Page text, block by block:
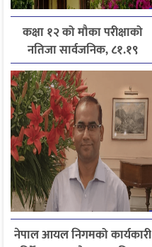
कक्षा १२ को मौका परीक्षाको
नतिजा सार्वजनिक, ८१.१९
प्रतिशत विद्यार्थी उत्तीर्ण
नेपाल आयल निगमको कार्यकारी